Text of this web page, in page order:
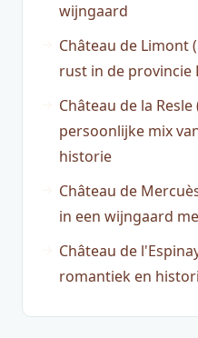
wijngaard
Château de Limont
rust in de provincie
Château de la
persoonlijke mix
historie
Château de
in een wijngaard
Château de
romantiek en